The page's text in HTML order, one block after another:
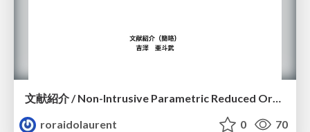
文献紹介 / Non-Intrusive Parametric Reduced Order Models withHigh-Dimensional Inputs via Gradient-Free Active Subspace
roraidolaurent
0 70